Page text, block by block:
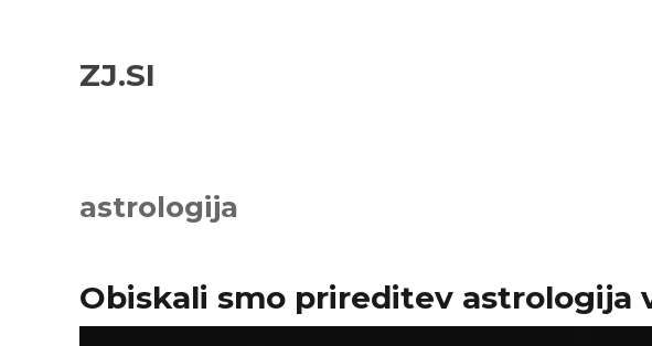
navigationZJ.SI
astrologija
Obiskali smo prireditev astrologija